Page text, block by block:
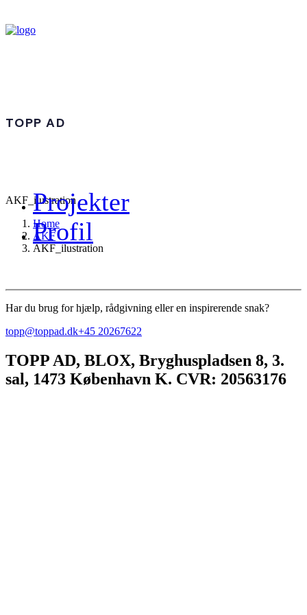
Projekter
Profil
TOPP AD
AKF_ilustration
Home
AKF
AKF_ilustration
Har du brug for hjælp, rådgivning eller en inspirerende snak?
topp@toppad.dk+45 20267622
TOPP AD, BLOX, Bryghuspladsen 8, 3.
sal, 1473 København K. CVR: 20563176